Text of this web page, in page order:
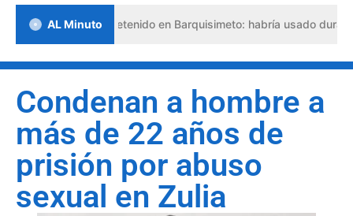
AL Minuto
abogado detenido en Barquisimeto: habría usado durante 13
Condenan a hombre a
más de 22 años de
prisión por abuso
sexual en Zulia